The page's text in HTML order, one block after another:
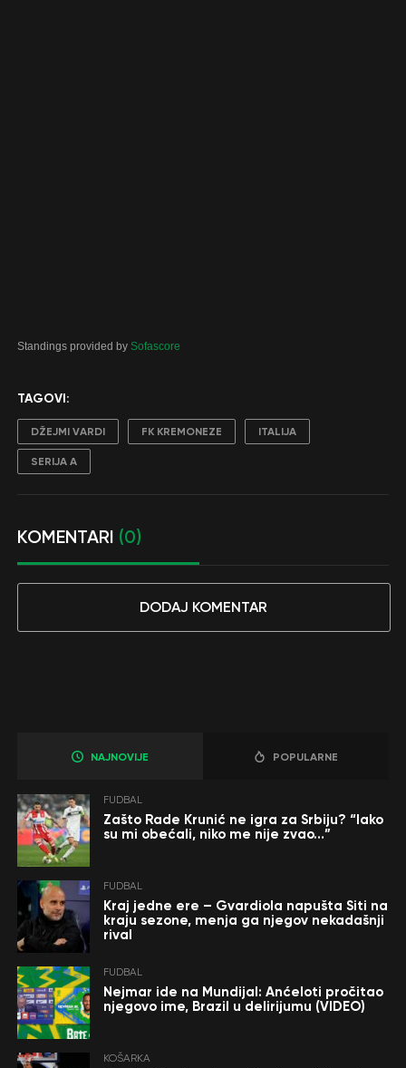
Standings provided by Sofascore
TAGOVI:
DŽEJMI VARDI FK KREMONEZE ITALIJA
SERIJA A
KOMENTARI (0)
DODAJ KOMENTAR
NAJNOVIJE POPULARNE
FUDBAL
Zašto Rade Krunić ne igra za Srbiju? “Iako
su mi obećali, niko me nije zvao…”
FUDBAL
Kraj jedne ere – Gvardiola napušta Siti na
kraju sezone, menja ga njegov nekadašnji
rival
FUDBAL
Nejmar ide na Mundijal: Anćeloti pročitao
njegovo ime, Brazil u delirijumu (VIDEO)
KOŠARKA